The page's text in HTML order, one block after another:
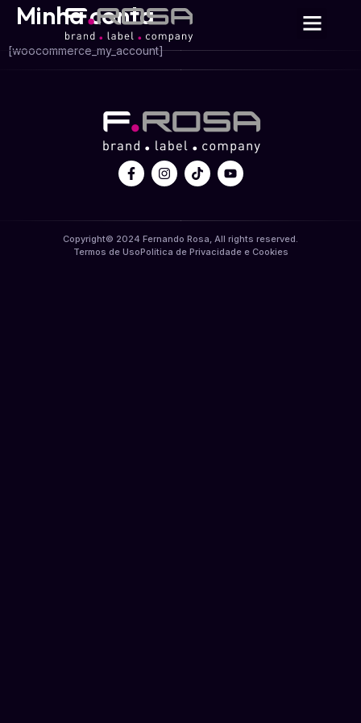
Minha conta
[woocommerce_my_account]
Copyright© 2024 Fernando Rosa, All rights reserved.
Termos de UsoPolítica de Privacidade e Cookies